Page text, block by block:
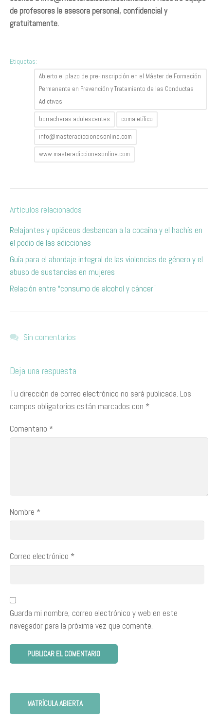
de profesores le asesora personal, confidencial y
gratuitamente.
Etiquetas:
Abierto el plazo de pre-inscripción en el Máster de Formación
Permanente en Prevención y Tratamiento de las Conductas
Adictivas
borracheras adolescentes coma etílico
info@masteradiccionesonline.com
www.masteradiccionesonline.com
Artículos relacionados
Relajantes y opiáceos desbancan a la cocaína y el hachís en
el podio de las adicciones
Guía para el abordaje integral de las violencias de género y el
abuso de sustancias en mujeres
Relación entre “consumo de alcohol y cáncer”
Sin comentarios
Deja una respuesta
Tu dirección de correo electrónico no será publicada. Los
campos obligatorios están marcados con *
Comentario *
Nombre *
Correo electrónico *
Guarda mi nombre, correo electrónico y web en este
navegador para la próxima vez que comente.
MATRÍCULA ABIERTA